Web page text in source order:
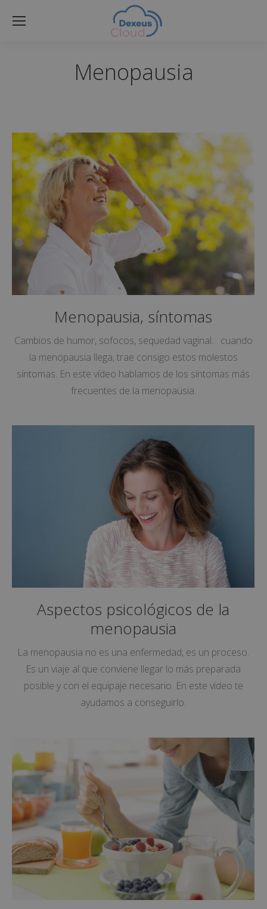
Menopausia
Menopausia, síntomas
Cambios de humor, sofocos, sequedad vaginal… cuando
la menopausia llega, trae consigo estos molestos
síntomas. En este vídeo hablamos de los síntomas más
frecuentes de la menopausia.
Aspectos psicológicos de la
menopausia
La menopausia no es una enfermedad, es un proceso.
Es un viaje al que conviene llegar lo más preparada
posible y con el equipaje necesario. En este vídeo te
ayudamos a conseguirlo.